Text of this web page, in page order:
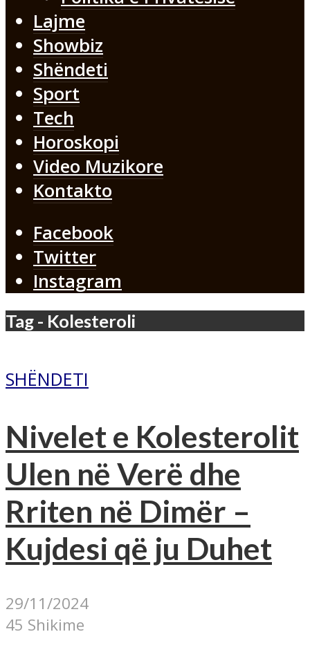
Lajme
Showbiz
Shëndeti
Sport
Tech
Horoskopi
Video Muzikore
Kontakto
Facebook
Twitter
Instagram
Tag - Kolesteroli
SHËNDETI
Nivelet e Kolesterolit
Ulen në Verë dhe
Rriten në Dimër –
Kujdesi që ju Duhet
29/11/2024
45 Shikime